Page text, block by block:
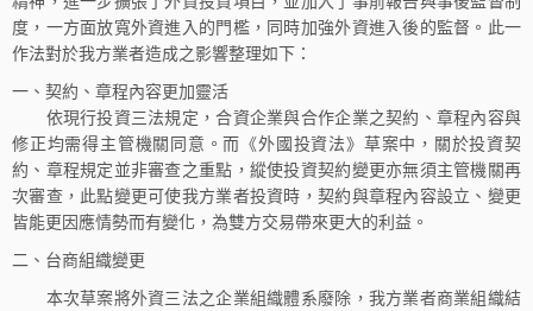
度，一方面放寬外資進入的門檻，同時加強外資進入後的監督。此一
作法對於我方業者造成之影響整理如下：
一、契約、章程內容更加靈活
依現行投資三法規定，合資企業與合作企業之契約、章程內容與
修正均需得主管機關同意。而《外國投資法》草案中，關於投資契
約、章程規定並非審查之重點，縱使投資契約變更亦無須主管機關再
次審查，此點變更可使我方業者投資時，契約與章程內容設立、變更
皆能更因應情勢而有變化，為雙方交易帶來更大的利益。
二、台商組織變更
本次草案將外資三法之企業組織體系廢除，我方業者商業組織結